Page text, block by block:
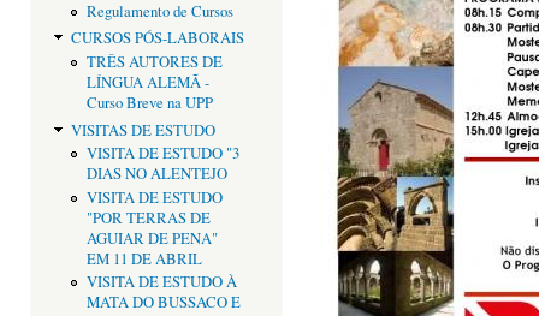
Regulamento de Cursos
CURSOS PÓS-LABORAIS
TRÊS AUTORES DE
LÍNGUA ALEMÃ -
Curso Breve na UPP
VISITAS DE ESTUDO
VISITA DE ESTUDO "3
DIAS NO ALENTEJO
VISITA DE ESTUDO
"POR TERRAS DE
AGUIAR DE PENA"
EM 11 DE ABRIL
VISITA DE ESTUDO À
MATA DO BUSSACO E